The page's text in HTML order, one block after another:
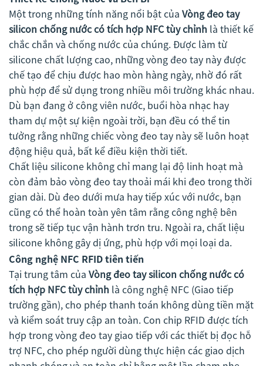
Một trong những tính năng nổi bật của Vòng đeo tay
silicon chống nước có tích hợp NFC tùy chỉnh là thiết kế
chắc chắn và chống nước của chúng. Được làm từ
silicone chất lượng cao, những vòng đeo tay này được
chế tạo để chịu được hao mòn hàng ngày, nhờ đó rất
phù hợp để sử dụng trong nhiều môi trường khác nhau.
Dù bạn đang ở công viên nước, buổi hòa nhạc hay
tham dự một sự kiện ngoài trời, bạn đều có thể tin
tưởng rằng những chiếc vòng đeo tay này sẽ luôn hoạt
động hiệu quả, bất kể điều kiện thời tiết.
Chất liệu silicone không chỉ mang lại độ linh hoạt mà
còn đảm bảo vòng đeo tay thoải mái khi đeo trong thời
gian dài. Dù đeo dưới mưa hay tiếp xúc với nước, bạn
cũng có thể hoàn toàn yên tâm rằng công nghệ bên
trong sẽ tiếp tục vận hành trơn tru. Ngoài ra, chất liệu
silicone không gây dị ứng, phù hợp với mọi loại da.
Công nghệ NFC RFID tiên tiến
Tại trung tâm của Vòng đeo tay silicon chống nước có
tích hợp NFC tùy chỉnh là công nghệ NFC (Giao tiếp
trường gần), cho phép thanh toán không dùng tiền mặt
và kiểm soát truy cập an toàn. Con chip RFID được tích
hợp trong vòng đeo tay giao tiếp với các thiết bị đọc hỗ
trợ NFC, cho phép người dùng thực hiện các giao dịch